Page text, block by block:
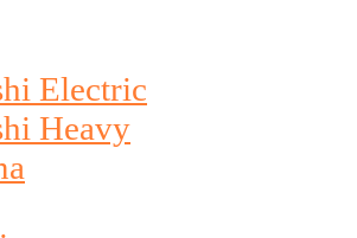
Electric
Heavy